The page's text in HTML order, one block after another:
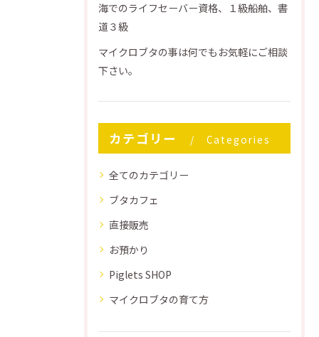
海でのライフセーバー資格、１級船舶、書
道３級
マイクロブタの事は何でもお気軽にご相談
下さい。
カテゴリー Categories
全てのカテゴリー
ブタカフェ
直接販売
お預かり
Piglets SHOP
マイクロブタの育て方